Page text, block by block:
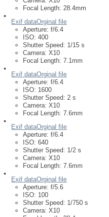
Focal Length: 28.4mm
Exif dataOrginal file
Aperture: f/6.4
ISO: 400
Shutter Speed: 1/15 s
Camera: X10
Focal Length: 7.1mm
Exif dataOrginal file
Aperture: f/6.4
ISO: 1600
Shutter Speed: 2 s
Camera: X10
Focal Length: 7.6mm
Exif dataOrginal file
Aperture: f/6.4
ISO: 640
Shutter Speed: 1/2 s
Camera: X10
Focal Length: 7.6mm
Exif dataOrginal file
Aperture: f/5.6
ISO: 100
Shutter Speed: 1/750 s
Camera: X10